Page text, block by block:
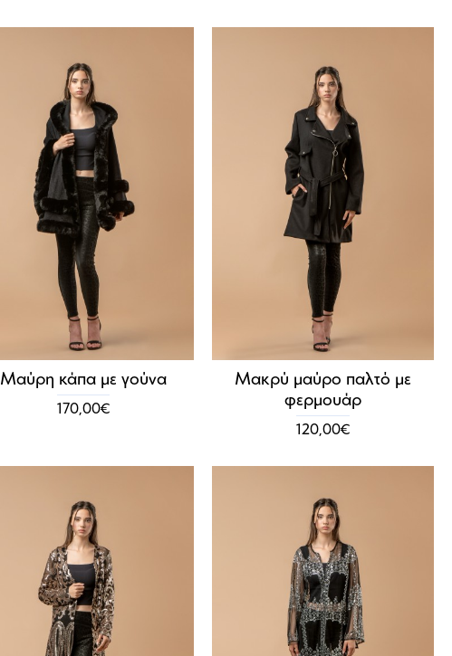
Μαύρη κάπα με γούνα
170,00€
Μακρύ μαύρο παλτό με
φερμουάρ
120,00€